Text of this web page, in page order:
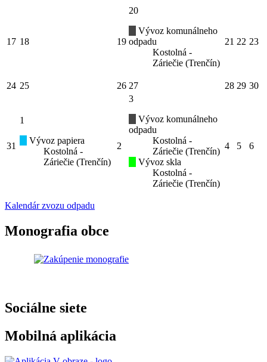
17 18 19
20
Vývoz komunálneho
odpadu
Kostolná -
Záriečie (Trenčín)
21 22 23
24 25 26 27 28 29 30
31
1
Vývoz papiera
Kostolná -
Záriečie (Trenčín)
2
3
Vývoz komunálneho
odpadu
Kostolná -
Záriečie (Trenčín)
Vývoz skla
Kostolná -
Záriečie (Trenčín)
4 5 6
Kalendár zvozu odpadu
Monografia obce
Sociálne siete
Mobilná aplikácia